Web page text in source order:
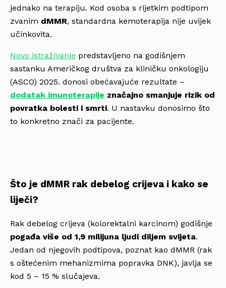
jednako na terapiju. Kod osoba s rijetkim podtipom
zvanim dMMR, standardna kemoterapija nije uvijek
učinkovita.
Novo istraživanje predstavljeno na godišnjem
sastanku Američkog društva za kliničku onkologiju
(ASCO) 2025. donosi obećavajuće rezultate –
dodatak imunoterapije značajno smanjuje rizik od
povratka bolesti i smrti. U nastavku donosimo što
to konkretno znači za pacijente.
Što je dMMR rak debelog crijeva i kako se
liječi?
Rak debelog crijeva (kolorektalni karcinom) godišnje
pogađa više od 1,9 milijuna ljudi diljem svijeta.
Jedan od njegovih podtipova, poznat kao dMMR (rak
s oštećenim mehanizmima popravka DNK), javlja se
kod 5 – 15 % slučajeva.